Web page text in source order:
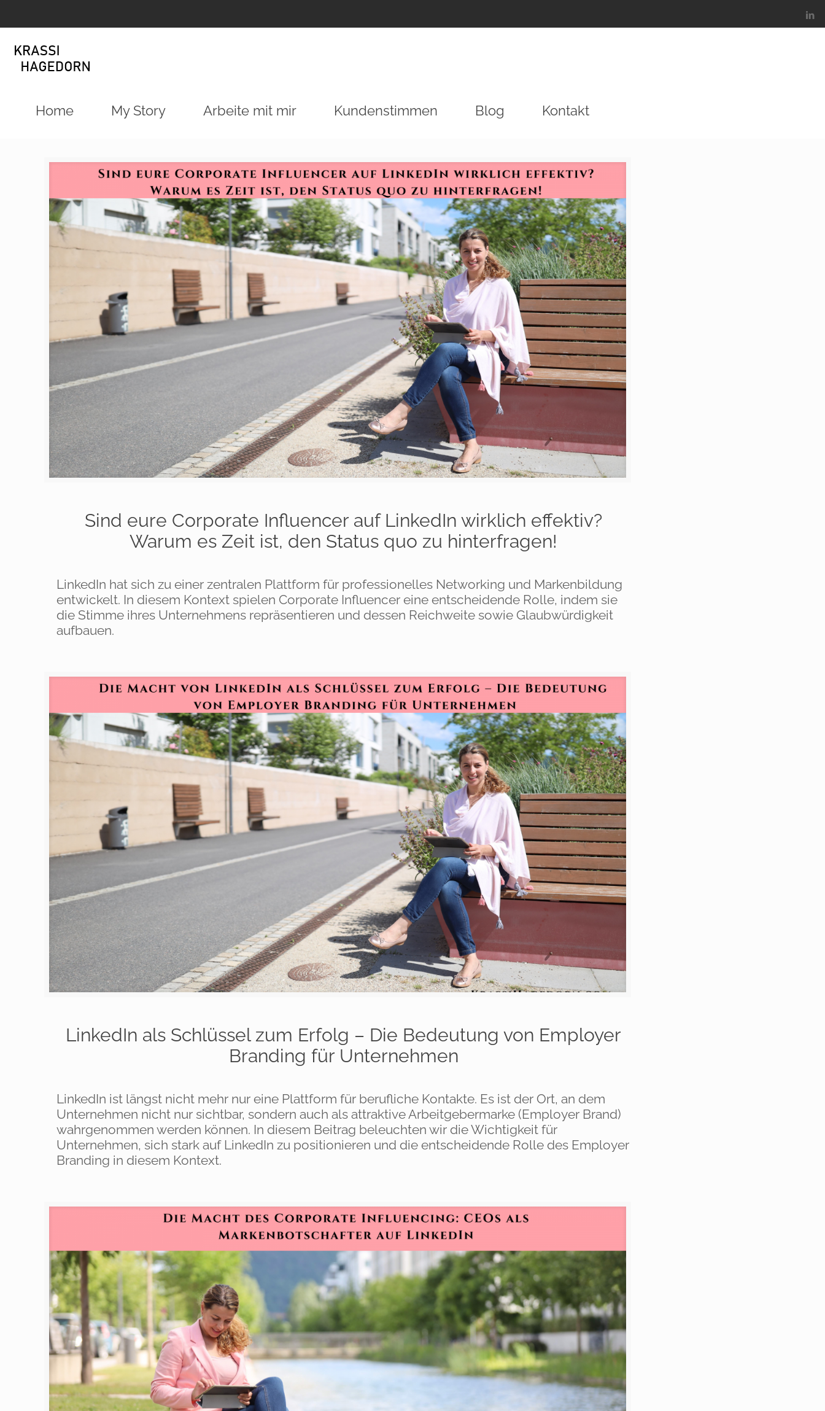
Home My Story Arbeite mit mir Kundenstimmen Blog Kontakt
Sind eure Corporate Influencer auf LinkedIn wirklich effektiv?
Warum es Zeit ist, den Status quo zu hinterfragen!
LinkedIn hat sich zu einer zentralen Plattform für professionelles Networking und Markenbildung
entwickelt. In diesem Kontext spielen Corporate Influencer eine entscheidende Rolle, indem sie
die Stimme ihres Unternehmens repräsentieren und dessen Reichweite sowie Glaubwürdigkeit
aufbauen.
LinkedIn als Schlüssel zum Erfolg – Die Bedeutung von Employer
Branding für Unternehmen
LinkedIn ist längst nicht mehr nur eine Plattform für berufliche Kontakte. Es ist der Ort, an dem
Unternehmen nicht nur sichtbar, sondern auch als attraktive Arbeitgebermarke (Employer Brand)
wahrgenommen werden können. In diesem Beitrag beleuchten wir die Wichtigkeit für
Unternehmen, sich stark auf LinkedIn zu positionieren und die entscheidende Rolle des Employer
Branding in diesem Kontext.